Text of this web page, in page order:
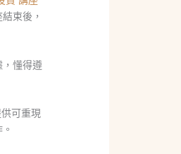
束後，
，懂得遵
可重現